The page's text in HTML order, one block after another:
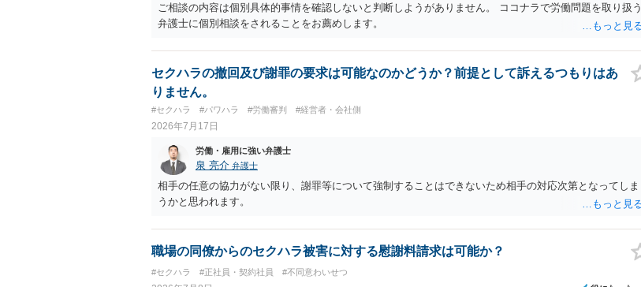
ご相談の内容は個別具体的事情を確認しないと判断しようがありません。 ココナラで労働問題を取り扱う
弁護士に個別相談をされることをお薦めします。
セクハラの撤回及び謝罪の要求は可能なのかどうか？前提として訴えるつもりはあ
りません。
#セクハラ #パワハラ #労働審判 #経営者・会社側
2026年7月17日
労働・雇用に強い弁護士
泉 亮介 弁護士
相手の任意の協力がない限り、謝罪等について強制することはできないため相手の対応次第となってしま
うかと思われます。
職場の同僚からのセクハラ被害に対する慰謝料請求は可能か？
#セクハラ #正社員・契約社員 #不同意わいせつ